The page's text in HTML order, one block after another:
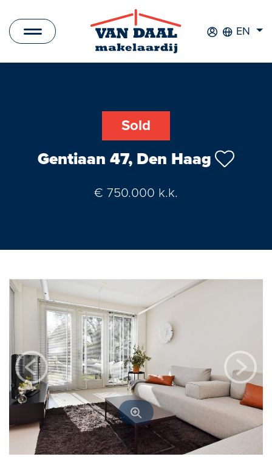
EN
Commercial Listings
Open house
Baerz & Co
Purchased
Services
Selling
Buying
Exclusive living
Sold
Gentiaan 47, Den Haag
€ 750.000 k.k.